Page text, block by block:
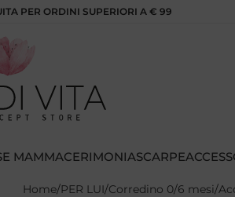
PER ORDINI SUPERIORI A € 99
MAMMACERIMONIASCARPE
Home PER LUI Corredino 0/6 mesi